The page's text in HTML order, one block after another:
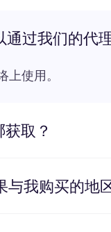
通过我们的代
上使用。
取？
与我购买的地